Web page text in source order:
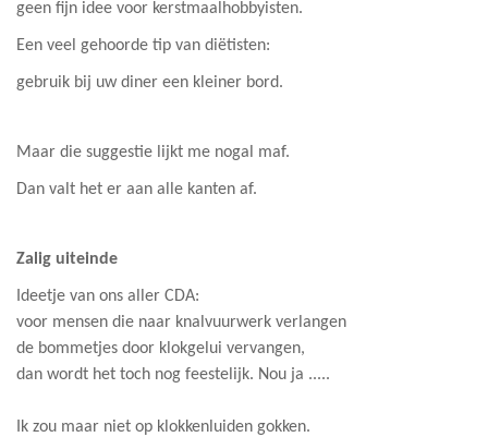
geen fijn idee voor kerstmaalhobbyisten.
Een veel gehoorde tip van diëtisten:
gebruik bij uw diner een kleiner bord.
Maar die suggestie lijkt me nogal maf.
Dan valt het er aan alle kanten af.
Zalig uiteinde
Ideetje van ons aller CDA:
voor mensen die naar knalvuurwerk verlangen
de bommetjes door klokgelui vervangen,
dan wordt het toch nog feestelijk. Nou ja .....
Ik zou maar niet op klokkenluiden gokken.